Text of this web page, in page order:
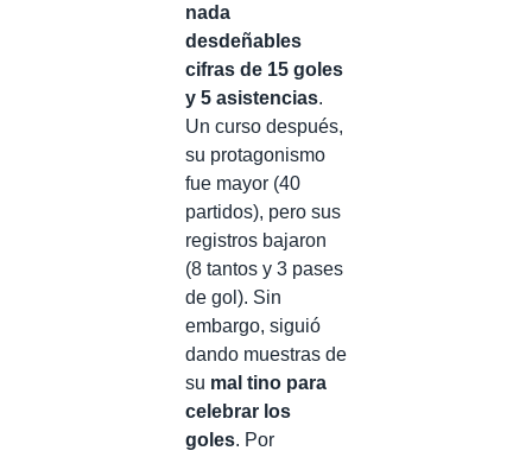
nada
desdeñables
cifras de 15 goles
y 5 asistencias.
Un curso después,
su protagonismo
fue mayor (40
partidos), pero sus
registros bajaron
(8 tantos y 3 pases
de gol). Sin
embargo, siguió
dando muestras de
su mal tino para
celebrar los
goles. Por